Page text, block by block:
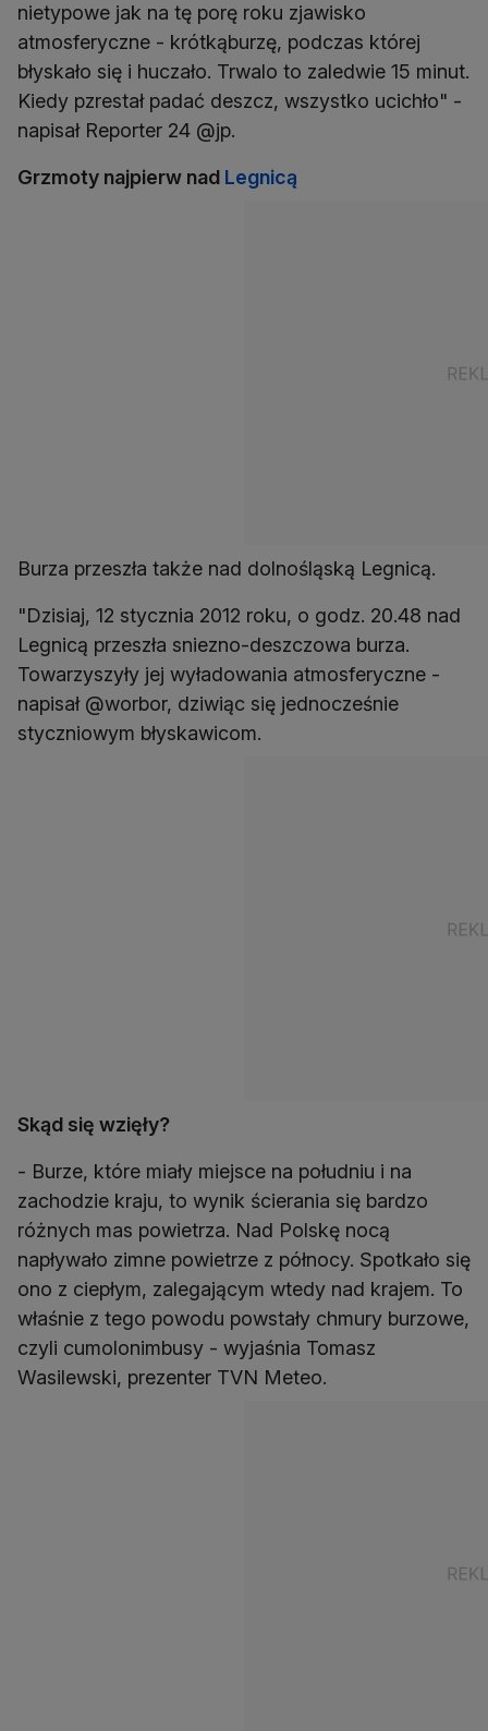
nietypowe jak na tę porę roku zjawisko
atmosferyczne - krótkąburzę, podczas której
błyskało się i huczało. Trwalo to zaledwie 15 minut.
Kiedy pzrestał padać deszcz, wszystko ucichło" -
napisał Reporter 24 @jp.
Grzmoty najpierw nad Legnicą
Burza przeszła także nad dolnośląską Legnicą.
"Dzisiaj, 12 stycznia 2012 roku, o godz. 20.48 nad
Legnicą przeszła sniezno-deszczowa burza.
Towarzyszyły jej wyładowania atmosferyczne -
napisał @worbor, dziwiąc się jednocześnie
styczniowym błyskawicom.
Skąd się wzięły?
- Burze, które miały miejsce na południu i na
zachodzie kraju, to wynik ścierania się bardzo
różnych mas powietrza. Nad Polskę nocą
napływało zimne powietrze z północy. Spotkało się
ono z ciepłym, zalegającym wtedy nad krajem. To
właśnie z tego powodu powstały chmury burzowe,
czyli cumolonimbusy - wyjaśnia Tomasz
Wasilewski, prezenter TVN Meteo.